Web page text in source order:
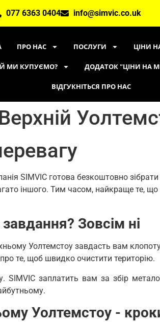
077 6363 0404 info@simvic.co.uk
ПРО НАС ПОСЛУГИ ЦІНИ
МИ КУПУЄМО? ДОДАТОК "ЦІНИ НА
ВІДГУКНІТЬСЯ ПРО НАС
SIMVIC готова безкоштовно
іншого. Тим часом, найкраще те,
Зовсім ні
Уолтемстоу завдасть вам
те, щоб швидко очистити територію.
SIMVIC заплатить вам за збір
Уолтемстоу -